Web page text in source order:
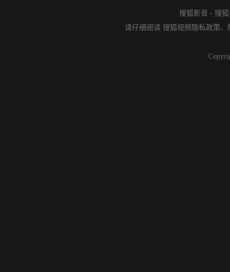
搜狐影音 - 搜
请仔细阅读 搜狐视频隐私政策、